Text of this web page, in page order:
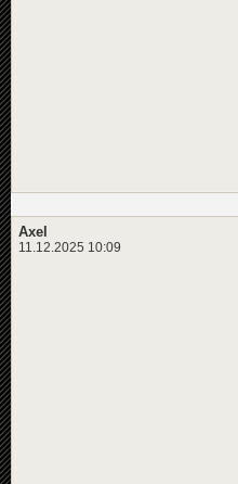
Axel
11.12.2025 10:09